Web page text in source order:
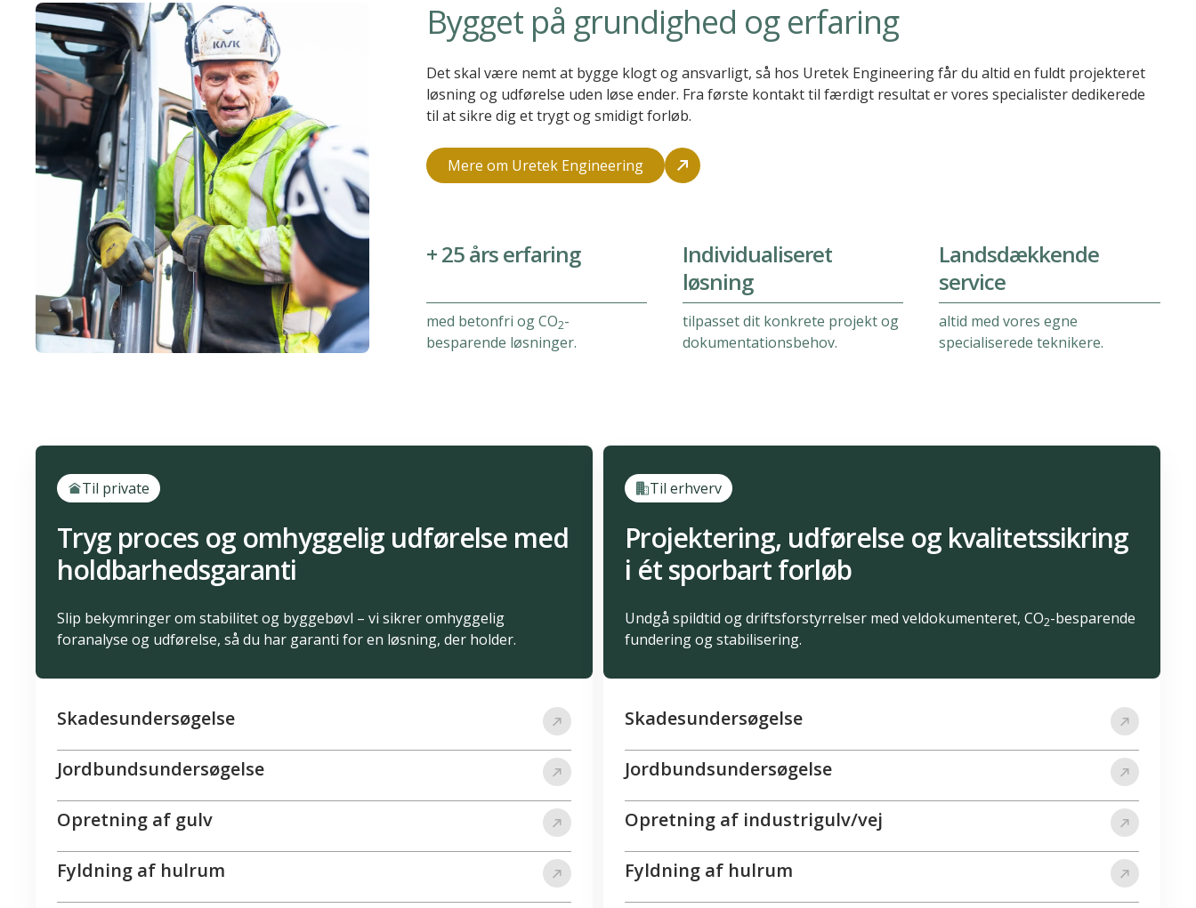
Bygget på grundighed og erfaring
Det skal være nemt at bygge klogt og ansvarligt, så hos Uretek Engineering får du altid en fuldt projekteret
løsning og udførelse uden løse ender. Fra første kontakt til færdigt resultat er vores specialister dedikerede
til at sikre dig et trygt og smidigt forløb.
Mere om Uretek Engineering
+ 25 års erfaring
med betonfri og CO2-
besparende løsninger.
Individualiseret
løsning
tilpasset dit konkrete projekt og
dokumentationsbehov.
Landsdækkende
service
altid med vores egne
specialiserede teknikere.
Til private
Tryg proces og omhyggelig udførelse med
holdbarhedsgaranti
Slip bekymringer om stabilitet og byggebøvl – vi sikrer omhyggelig
foranalyse og udførelse, så du har garanti for en løsning, der holder.
Skadesundersøgelse
Jordbundsundersøgelse
Opretning af gulv
Fyldning af hulrum
Til erhverv
Projektering, udførelse og kvalitetssikring
i ét sporbart forløb
Undgå spildtid og driftsforstyrrelser med veldokumenteret, CO2-besparende
fundering og stabilisering.
Skadesundersøgelse
Jordbundsundersøgelse
Opretning af industrigulv/vej
Fyldning af hulrum